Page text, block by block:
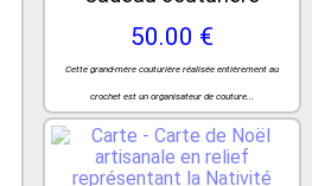
50.00 €
Cette grand-mère couturière réalisée entièrement au
crochet est un organisateur de couture...